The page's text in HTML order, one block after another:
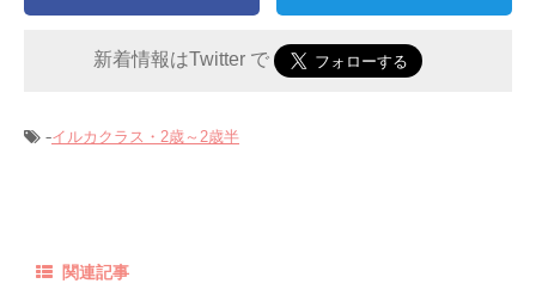
新着情報はTwitter で
-イルカクラス・2歳～2歳半
関連記事